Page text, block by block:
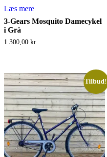
Læs mere
3-Gears Mosquito Damecykel
i Grå
1.300,00 kr.
Tilbud!